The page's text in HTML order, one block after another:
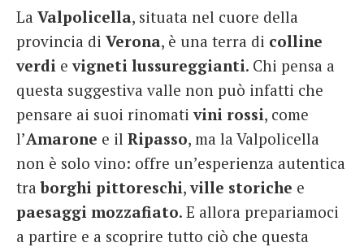
Italiano
La Valpolicella, situata nel cuore della
provincia di Verona, è una terra di colline
verdi evigneti lussureggianti. Chi pensa a
questa suggestiva valle non può infatti che
pensare ai suoi rinomativini rossi, come
l’Amarone e il Ripasso, ma la Valpolicella
non è solo vino: offre un’esperienza autentica
traborghi pittoreschi,ville storiche e
paesaggi mozzafiato. E allora prepariamoci
a partire e a scoprire tutto ciò che questa